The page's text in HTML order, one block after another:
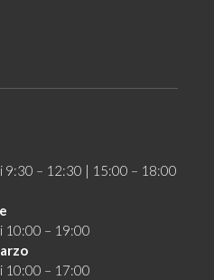
9:30 – 12:30 | 15:00 – 18:00
10:00 – 19:00
10:00 – 17:00